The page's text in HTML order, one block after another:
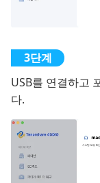
USB를 연결하고
다.